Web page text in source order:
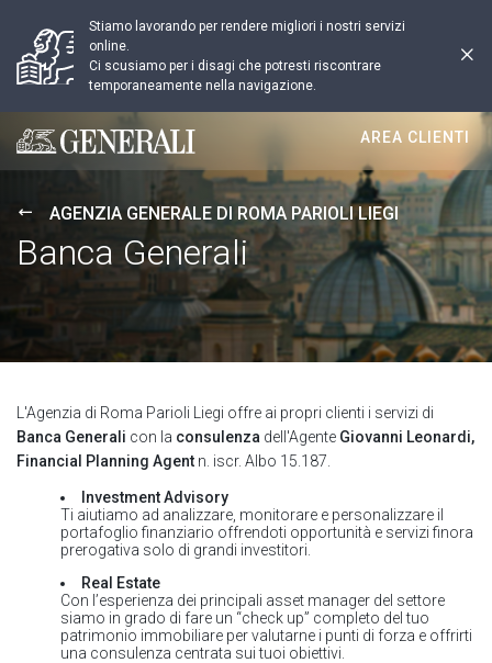
Stiamo lavorando per rendere migliori i nostri servizi
online.
Ci scusiamo per i disagi che potresti riscontrare
temporaneamente nella navigazione.
Generali logo
AREA CLIENTI
AGENZIA GENERALE DI ROMA PARIOLI LIEGI
Banca Generali
L'Agenzia di Roma Parioli Liegi offre ai propri clienti i servizi di
Banca Generali con la consulenza dell'Agente Giovanni Leonardi,
Financial Planning Agent n. iscr. Albo 15.187.
Investment Advisory
Ti aiutiamo ad analizzare, monitorare e personalizzare il
portafoglio finanziario offrendoti opportunità e servizi finora
prerogativa solo di grandi investitori.
Real Estate
Con l’esperienza dei principali asset manager del settore
siamo in grado di fare un “check up” completo del tuo
patrimonio immobiliare per valutarne i punti di forza e offrirti
una consulenza centrata sui tuoi obiettivi.